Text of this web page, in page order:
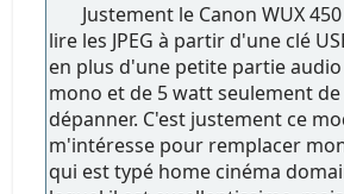
Justement le Canon WUX
lire les JPEG à partir d'une clé
en plus d'une petite partie
mono et de 5 watt seulement
dépanner. C'est justement ce
m'intéresse pour remplacer mon
qui est typé home cinéma